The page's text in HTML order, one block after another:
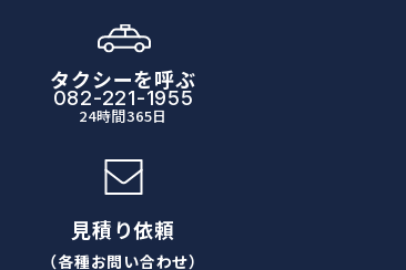
タクシーを呼ぶ
082-221-1955
24時間365日
見積り依頼
（各種お問い合わせ）